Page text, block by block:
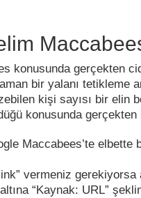
konusunda gerçekten
bir yalanı tetikleme
kişi sayısı bir elin
konusunda
Maccabees’te elbette
vermeniz
“Kaynak: URL”